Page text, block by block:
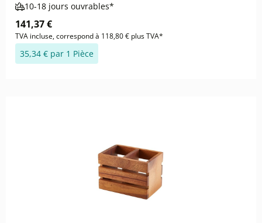
10-18 jours ouvrables*
141,37 €
TVA incluse, correspond à 118,80 € plus TVA*
35,34 € par 1 Pièce